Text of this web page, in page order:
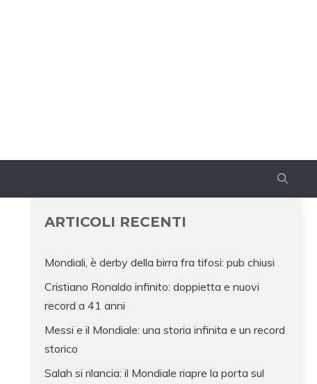
ARTICOLI RECENTI
Mondiali, è derby della birra fra tifosi: pub chiusi
Cristiano Ronaldo infinito: doppietta e nuovi
record a 41 anni
Messi e il Mondiale: una storia infinita e un record
storico
Salah si rilancia: il Mondiale riapre la porta sul